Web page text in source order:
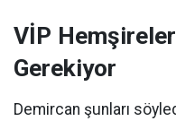
VİP
Gerekiyor
Demircan şunları